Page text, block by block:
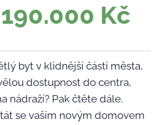
Kč
byt v klidnější části města,
dostupnost do centra,
nádraží? Pak čtěte dále.
se vaším novým domovem